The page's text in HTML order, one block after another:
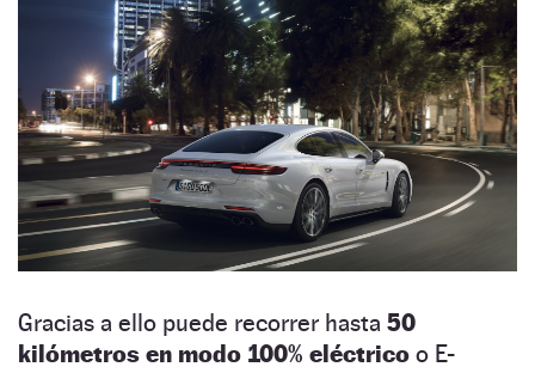
Gracias a ello puede recorrer hasta 50
kilómetros en modo 100% eléctrico o E-